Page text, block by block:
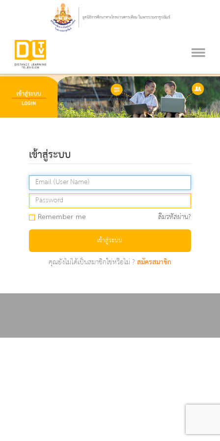
เข้าสู่ระบบ
Remember me ลืมรหัสผ่าน?
เข้าสู่ระบบ
คุณยังไม่ได้เป็นสมาชิกใช่หรือไม่ ?สมัครสมาชิก